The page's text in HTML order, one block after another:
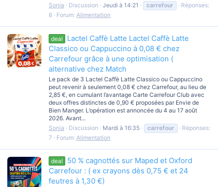
Sonia
Discussion Jeudi à 14:21 carrefour
Réponses:
8
Forum: Alimentation
deal
Lactel Caffè Latte Lactel Caffè Latte
Classico ou Cappuccino à 0,08 € chez
Carrefour grâce à une optimisation (
alternative chez Match
Le pack de 3 Lactel Caffè Latte Classico ou Cappuccino
peut revenir à seulement 0,08 € chez Carrefour, au lieu de
2,85 €, en cumulant l’avantage Carte Carrefour Club avec
deux offres distinctes de 0,90 € proposées par Envie de
Bien Manger. L’opération est annoncée du 4 au 17 août
2026. Avant...
Sonia
Discussion Mardi à 16:35 carrefour
Réponses:
7
Forum: Alimentation
deal
50 % cagnottés sur Maped et Oxford
Carrefour : ( ex crayons dès 0,75 € et 24
feutres à 1,30 €)